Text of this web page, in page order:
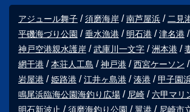
アジュール舞子 須磨海岸 南芦屋浜 二見
平磯海づり公園
垂水漁港 明石港
津名港
神戸空港親水護岸
武庫川一文字 洲本港
網干港
本荘人工島 神戸港 西宮ケーソン
岩屋港
姫路港 江井ヶ島港 湊港
甲子園
鳴尾浜臨海公園海釣り広場
尼崎
六甲マリ
明石新波止
須磨海釣り公園 翼港 尼崎市